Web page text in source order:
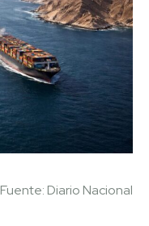
Fuente: Diario Nacional